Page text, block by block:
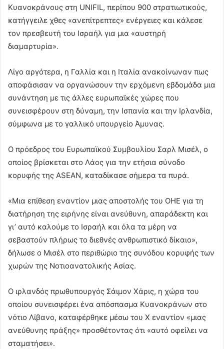
Κυανοκράνους στη UNIFIL, περίπου 900 στρατιωτικούς,
κατήγγειλε χθες «ανεπίτρεπτες» ενέργειες και κάλεσε
τον πρεσβευτή του Ισραήλ για μια «αυστηρή
διαμαρτυρία».
Λίγο αργότερα, η Γαλλία και η Ιταλία ανακοίνωναν πως
αποφάσισαν να οργανώσουν την ερχόμενη εβδομάδα μια
συνάντηση με τις άλλες ευρωπαϊκές χώρες που
συνεισφέρουν στη δύναμη, την Ισπανία και την Ιρλανδία,
σύμφωνα με το γαλλικό υπουργείο Άμυνας.
Ο πρόεδρος του Ευρωπαϊκού Συμβουλίου Σαρλ Μισέλ, ο
οποίος βρίσκεται στο Λάος για την ετήσια σύνοδο
κορυφής της ASEAN, καταδίκασε σήμερα τα πυρά.
«Μια επίθεση εναντίον μιας αποστολής του ΟΗΕ για τη
διατήρηση της ειρήνης είναι ανεύθυνη, απαράδεκτη και
γι’ αυτό καλούμε το Ισραήλ και όλα τα μέρη να
σεβαστούν πλήρως το διεθνές ανθρωπιστικό δίκαιο»,
δήλωσε ο Μισέλ στο περιθώριο της συνόδου κορυφής των
χωρών της Νοτιοανατολικής Ασίας.
Ο ιρλανδός πρωθυπουργός Σάιμον Χάρις, η χώρα του
οποίου συνεισφέρει ένα απόσπασμα Κυανοκράνων στο
νότιο Λίβανο, καταφέρθηκε μέσω του X εναντίον «μιας
ανεύθυνης πράξης» προσθέτοντας ότι «αυτό οφείλει να
σταματήσει».